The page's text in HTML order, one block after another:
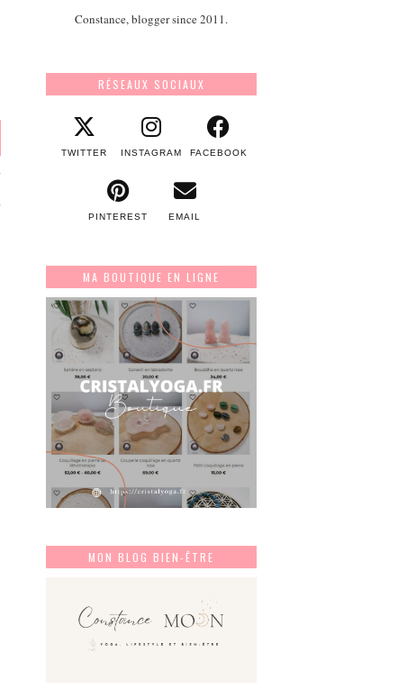
Constance, blogger since 2011.
RÉSEAUX SOCIAUX
TWITTER INSTAGRAM FACEBOOK
PINTEREST EMAIL
MA BOUTIQUE EN LIGNE
MON BLOG BIEN-ÊTRE